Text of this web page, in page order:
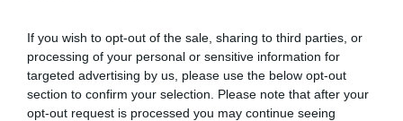
If you wish to opt-out of the sale, sharing to third parties, or
processing of your personal or sensitive information for
targeted advertising by us, please use the below opt-out
section to confirm your selection. Please note that after your
opt-out request is processed you may continue seeing
Ciel dégagé
0.45 km/h